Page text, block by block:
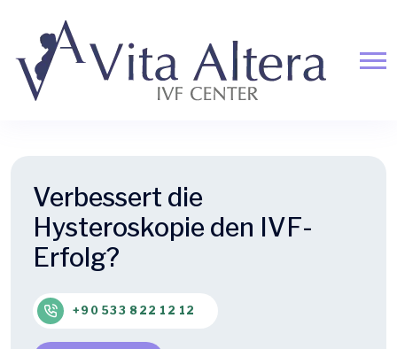
Verbessert die
Hysteroskopie den IVF-
Erfolg?
+90 533 822 12 12